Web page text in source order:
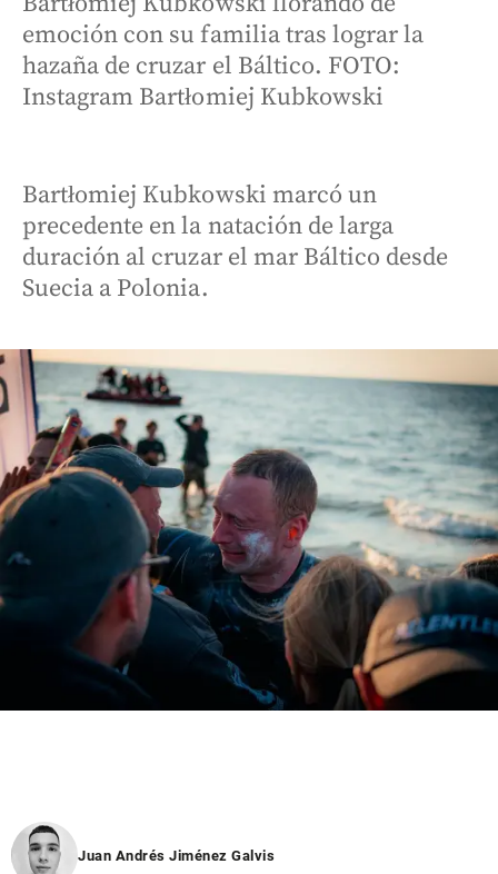
emoción con su familia tras lograr la
hazaña de cruzar el Báltico. FOTO:
Instagram Bartłomiej Kubkowski
Bartłomiej Kubkowski marcó un
precedente en la natación de larga
duración al cruzar el mar Báltico desde
Suecia a Polonia.
Juan Andrés Jiménez Galvis